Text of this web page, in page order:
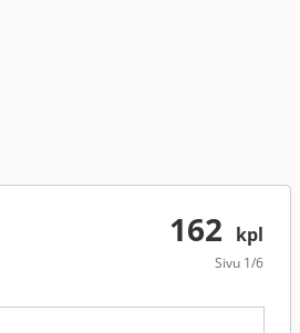
162 kpl
Sivu 1/6